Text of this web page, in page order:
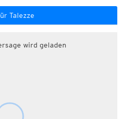
Talezze
wird geladen